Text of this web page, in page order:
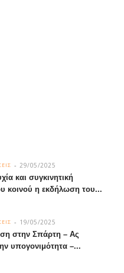
και συγκινητική
κοινού η εκδήλωση του...
29/05/2025
στην Σπάρτη – Ας
υπογονιμότητα –...
19/05/2025